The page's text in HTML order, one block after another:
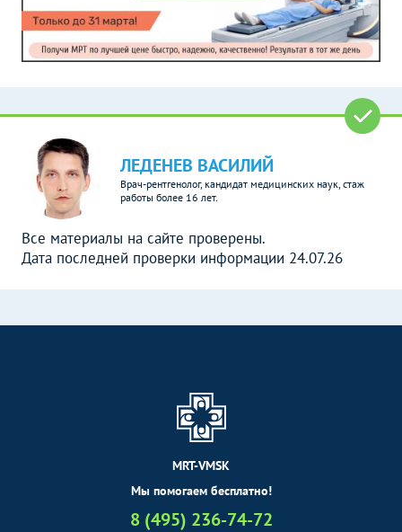
ЛЕДЕНЕВ ВАСИЛИЙ
Врач-рентгенолог, кандидат медицинских наук, стаж
работы более 16 лет.
Все материалы на сайте проверены.
Дата последней проверки информации 24.07.26
MRT-VMSK
Мы помогаем бесплатно!
8 (495) 236-74-72